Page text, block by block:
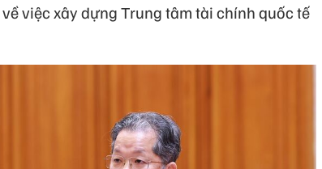
việc xây dựng Trung tâm tài chính quốc tế